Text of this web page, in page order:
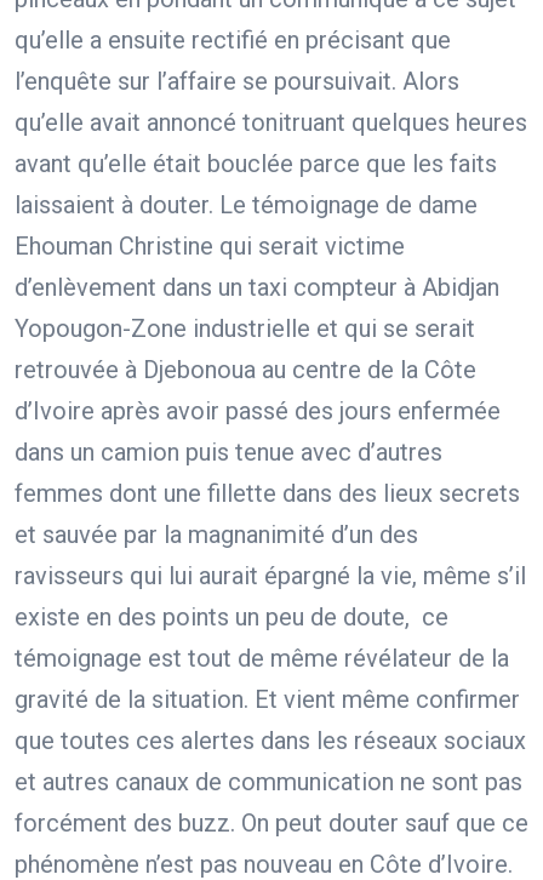
qu’elle a ensuite rectifié en précisant que
l’enquête sur l’affaire se poursuivait. Alors
qu’elle avait annoncé tonitruant quelques heures
avant qu’elle était bouclée parce que les faits
laissaient à douter. Le témoignage de dame
Ehouman Christine qui serait victime
d’enlèvement dans un taxi compteur à Abidjan
Yopougon-Zone industrielle et qui se serait
retrouvée à Djebonoua au centre de la Côte
d’Ivoire après avoir passé des jours enfermée
dans un camion puis tenue avec d’autres
femmes dont une fillette dans des lieux secrets
et sauvée par la magnanimité d’un des
ravisseurs qui lui aurait épargné la vie, même s’il
existe en des points un peu de doute, ce
témoignage est tout de même révélateur de la
gravité de la situation. Et vient même confirmer
que toutes ces alertes dans les réseaux sociaux
et autres canaux de communication ne sont pas
forcément des buzz. On peut douter sauf que ce
phénomène n’est pas nouveau en Côte d’Ivoire.